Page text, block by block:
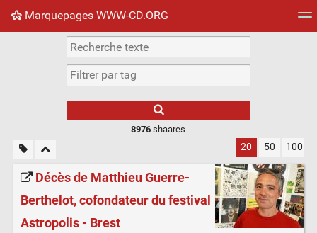
Marquepages WWW-CD.ORG
Nuage de tags Mur d'images
8976 shaares
20 50 100
Décès de Matthieu Guerre-
Berthelot, cofondateur du festival
Astropolis - Brest